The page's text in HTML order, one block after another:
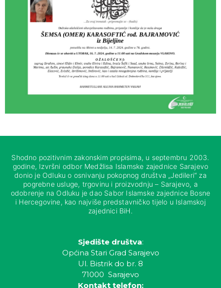
Shodno pozitivnim zakonskim propisima, u septembru 2003.
godine, Izvršni odbor Medžlisa Islamske zajednice Sarajevo
donio je Odluku o osnivanju pokopnog društva „Jedileri“ za
pogrebne usluge, trgovinu i proizvodnju – Sarajevo, a
odobrenje na Odluku je dao Sabor Islamske zajednice Bosne
i Hercegovine, kao najviše predstavničko tijelo u Islamskoj
zajednici BiH.
Sjedište društva:
Općina Stari Grad Sarajevo
Ul. Bistrik do br. 8
71000 Sarajevo
Kontakt telefon: